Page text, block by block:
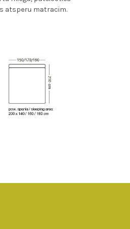
atsperu matracim.